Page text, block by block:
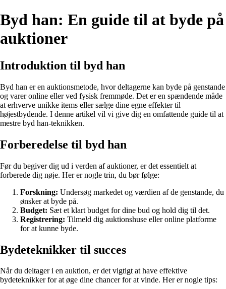
Byd han: En guide til at byde på
auktioner
Introduktion til byd han
Byd han er en auktionsmetode, hvor deltagerne kan byde på genstande
og varer online eller ved fysisk fremmøde. Det er en spændende måde
at erhverve unikke items eller sælge dine egne effekter til
højestbydende. I denne artikel vil vi give dig en omfattende guide til at
mestre byd han-teknikken.
Forberedelse til byd han
Før du begiver dig ud i verden af auktioner, er det essentielt at
forberede dig nøje. Her er nogle trin, du bør følge:
Forskning: Undersøg markedet og værdien af de genstande, du
ønsker at byde på.
Budget: Sæt et klart budget for dine bud og hold dig til det.
Registrering: Tilmeld dig auktionshuse eller online platforme
for at kunne byde.
Bydeteknikker til succes
Når du deltager i en auktion, er det vigtigt at have effektive
bydeteknikker for at øge dine chancer for at vinde. Her er nogle tips: